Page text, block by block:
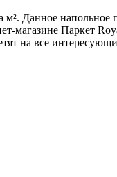
Данное
Паркет
на все